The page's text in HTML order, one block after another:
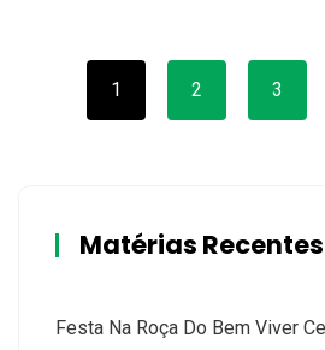
1 2 3
Matérias Recentes
Festa Na Roça Do Bem Viver